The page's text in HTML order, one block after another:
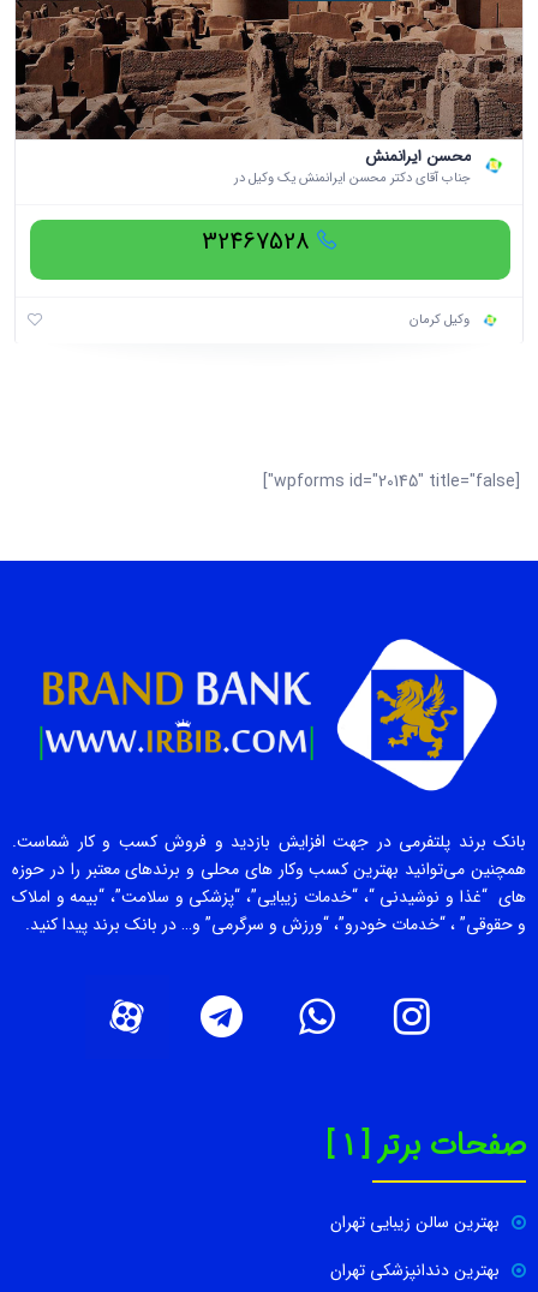
محسن ایرانمنش
جناب آقای دکتر محسن ایرانمنش یک وکیل در
32467528
وکیل کرمان
[wpforms id="20145" title="false"]
بانک برند پلتفرمی در جهت افزایش بازدید و فروش کسب و کار شماست.
همچنین می‌توانید بهترین کسب وکار های محلی و برندهای معتبر را در حوزه
های “غذا و نوشیدنی “، “خدمات زیبایی”، “پزشکی و سلامت”، “بیمه و املاک
و حقوقی” ، “خدمات خودرو”، “ورزش و سرگرمی” و… در بانک برند پیدا کنید.
صفحات برتر [ 1 ]
بهترین سالن زیبایی تهران
بهترین دندانپزشکی تهران